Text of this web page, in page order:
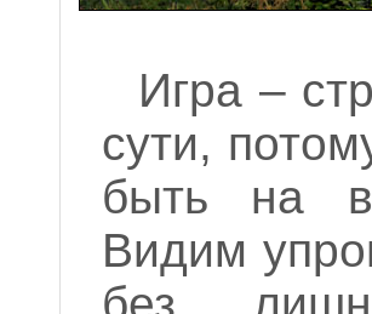
Игра –
сути,
быть на
Видим
без